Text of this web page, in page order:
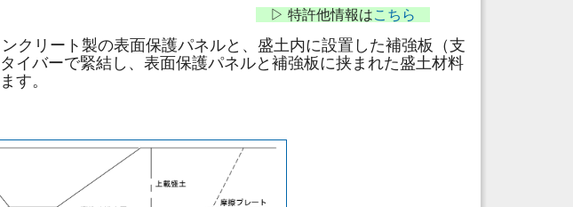
▷ 特許他情報はこちら
クリート製の表面保護パネルと、盛土内に設置した補強板（支
イバーで緊結し、表面保護パネルと補強板に挟まれた盛土材料
す。